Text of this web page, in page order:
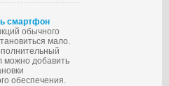
смартфон
обычного
мало.
можно добавить
обеспечения.